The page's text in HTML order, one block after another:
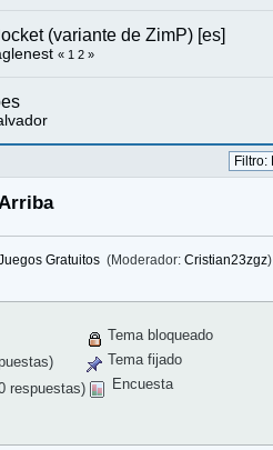
(variante de ZimP) [es]
« 1 2 »
Gratuitos (Moderador:Cristian23zgz)
respuestas)
Tema bloqueado
Tema fijado
Encuesta